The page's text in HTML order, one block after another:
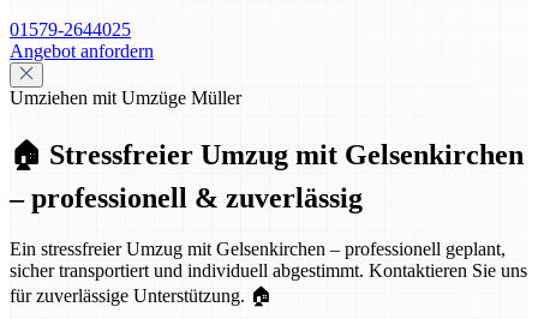
01579-2644025
Angebot anfordern
Umziehen mit Umzüge Müller
🏠 Stressfreier Umzug mit Gelsenkirchen
– professionell & zuverlässig
Ein stressfreier Umzug mit Gelsenkirchen – professionell geplant,
sicher transportiert und individuell abgestimmt. Kontaktieren Sie uns
für zuverlässige Unterstützung. 🏠